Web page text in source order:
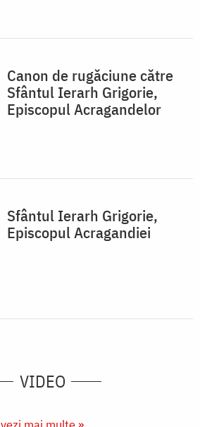
Canon de rugăciune către
Sfântul Ierarh Grigorie,
Episcopul Acragandelor
Sfântul Ierarh Grigorie,
Episcopul Acragandiei
VIDEO